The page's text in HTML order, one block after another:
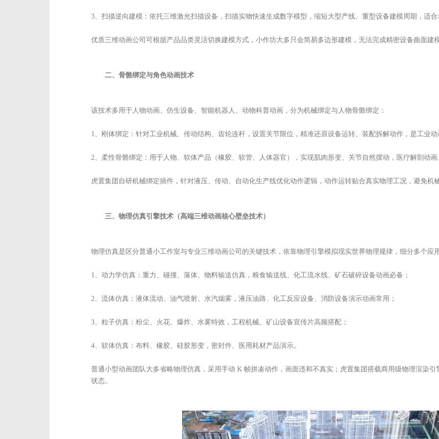
3、扫描逆向建模：依托三维激光扫描设备，扫描实物快速生成数字模型，缩短大型产线、重型设备建模周期，适
优质三维动画公司可根据产品品类灵活切换建模方式，小作坊大多只会简易多边形建模，无法完成精密设备曲面建
二、骨骼绑定与角色动画技术
该技术多用于人物动画、仿生设备、智能机器人、动物科普动画，分为机械绑定与人物骨骼绑定：
1、刚体绑定：针对工业机械、传动结构、齿轮连杆，设置关节限位，精准还原设备运转、装配拆解动作，是工业
2、柔性骨骼绑定：用于人物、软体产品（橡胶、软管、人体器官），实现肌肉形变、关节自然摆动，医疗解剖动
虎置集团自研机械绑定插件，针对液压、传动、自动化生产线优化动作逻辑，动作运转贴合真实物理工况，避免机
三、物理仿真引擎技术（高端三维动画核心壁垒技术）
物理仿真是区分普通小工作室与专业三维动画公司的关键技术，依靠物理引擎模拟现实世界物理规律，细分多个应
1、动力学仿真：重力、碰撞、落体、物料输送仿真，粮食输送线、化工流水线、矿石破碎设备动画必备；
2、流体仿真：液体流动、油气喷射、水汽烟雾，液压油路、化工反应设备、消防设备演示动画常用；
3、粒子仿真：粉尘、火花、爆炸、水雾特效，工程机械、矿山设备宣传片高频搭配；
4、软体仿真：布料、橡胶、硅胶形变，密封件、医用耗材产品演示。
普通小型动画团队大多省略物理仿真，采用手动 K 帧拼凑动作，画面违和不真实；虎置集团搭载商用级物理渲染
状态。